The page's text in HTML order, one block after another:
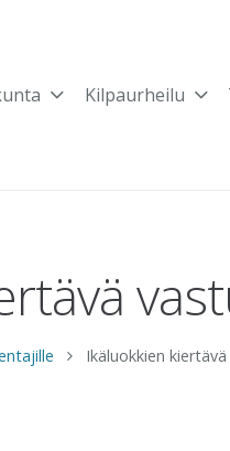
Kilpaurheilu
Ikäluokkien